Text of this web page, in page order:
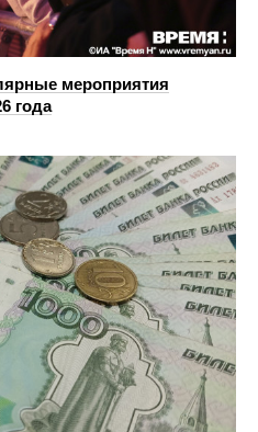
мероприятия
года